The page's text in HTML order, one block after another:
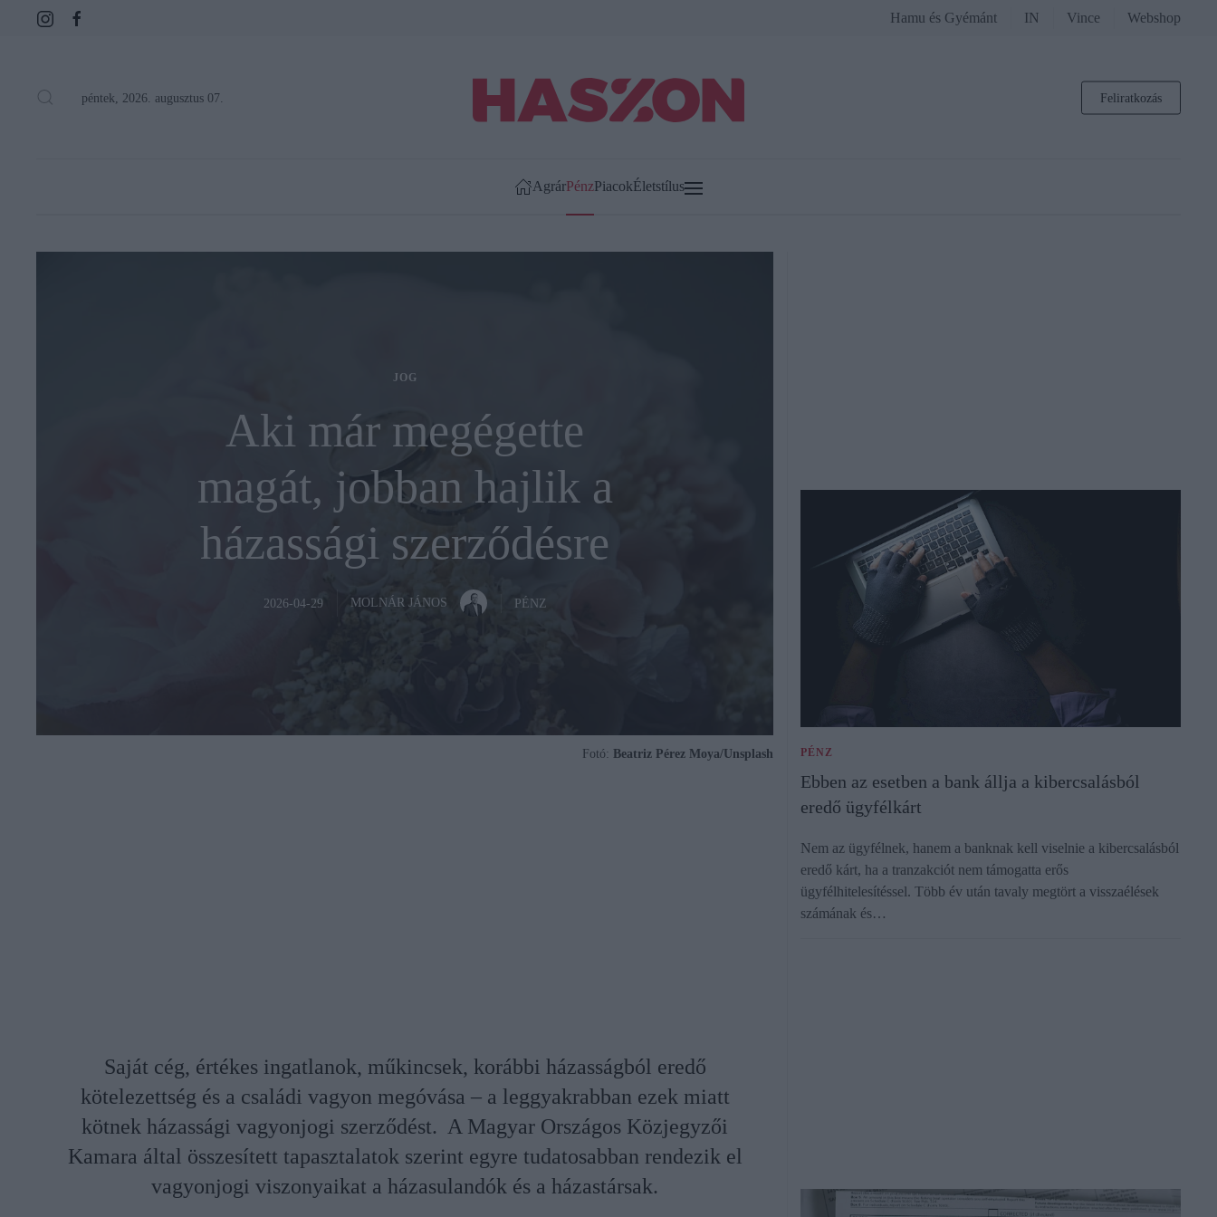
Hamu és Gyémánt IN Vince Webshop
péntek, 2026. augusztus 07. Feliratkozás
AgrárPénzPiacokÉletstílus
JOG
Aki már megégette
magát, jobban hajlik a
házassági szerződésre
2026-04-29 MOLNÁR JÁNOS PÉNZ
Fotó: Beatriz Pérez Moya/Unsplash
Saját cég, értékes ingatlanok, műkincsek, korábbi házasságból eredő
kötelezettség és a családi vagyon megóvása – a leggyakrabban ezek miatt
kötnek házassági vagyonjogi szerződést. A Magyar Országos Közjegyzői
Kamara által összesített tapasztalatok szerint egyre tudatosabban rendezik el
vagyonjogi viszonyaikat a házasulandók és a házastársak.
PÉNZ
Ebben az esetben a bank állja a kibercsalásból
eredő ügyfélkárt
Nem az ügyfélnek, hanem a banknak kell viselnie a kibercsalásból
eredő kárt, ha a tranzakciót nem támogatta erős
ügyfélhitelesítéssel. Több év után tavaly megtört a visszaélések
számának és…